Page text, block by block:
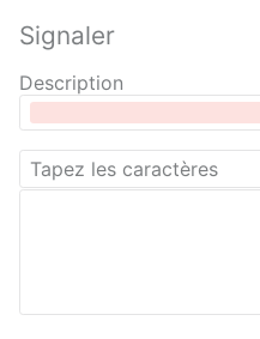
Signaler
Description